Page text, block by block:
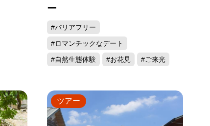
ー
#バリアフリー
#ロマンチックなデート
#自然生態体験 #お花見 #ご来光
ツアー